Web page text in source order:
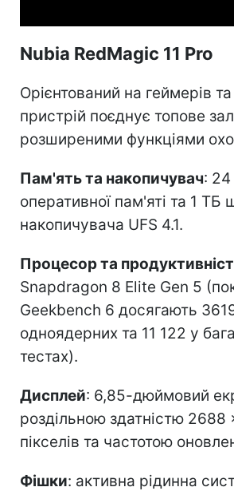
Nubia RedMagic 11 Pro
Орієнтований на геймерів та
пристрій поєднує топове
розширеними функціями
Пам'ять та накопичувач:
оперативної пам'яті та 1 ТБ
накопичувача UFS 4.1.
Процесор та
Snapdragon 8 Elite Gen 5
Geekbench 6 досягають
одноядерних та 11 122 у
тестах).
Дисплей: 6,85-дюймовий
роздільною здатністю 2688
пікселів та частотою
Фішки: активна рідинна